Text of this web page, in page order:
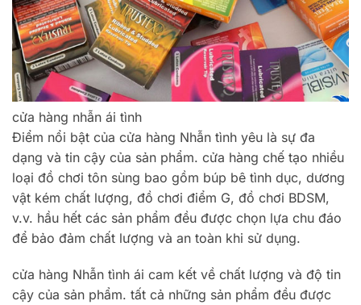
cửa hàng nhẫn ái tình
Điểm nổi bật của cửa hàng Nhẫn tình yêu là sự đa
dạng và tin cậy của sản phẩm. cửa hàng chế tạo nhiều
loại đồ chơi tôn sùng bao gồm búp bê tình dục, dương
vật kém chất lượng, đồ chơi điểm G, đồ chơi BDSM,
v.v. hầu hết các sản phẩm đều được chọn lựa chu đáo
để bảo đảm chất lượng và an toàn khi sử dụng.
cửa hàng Nhẫn tình ái cam kết về chất lượng và độ tin
cậy của sản phẩm. tất cả những sản phẩm đều được